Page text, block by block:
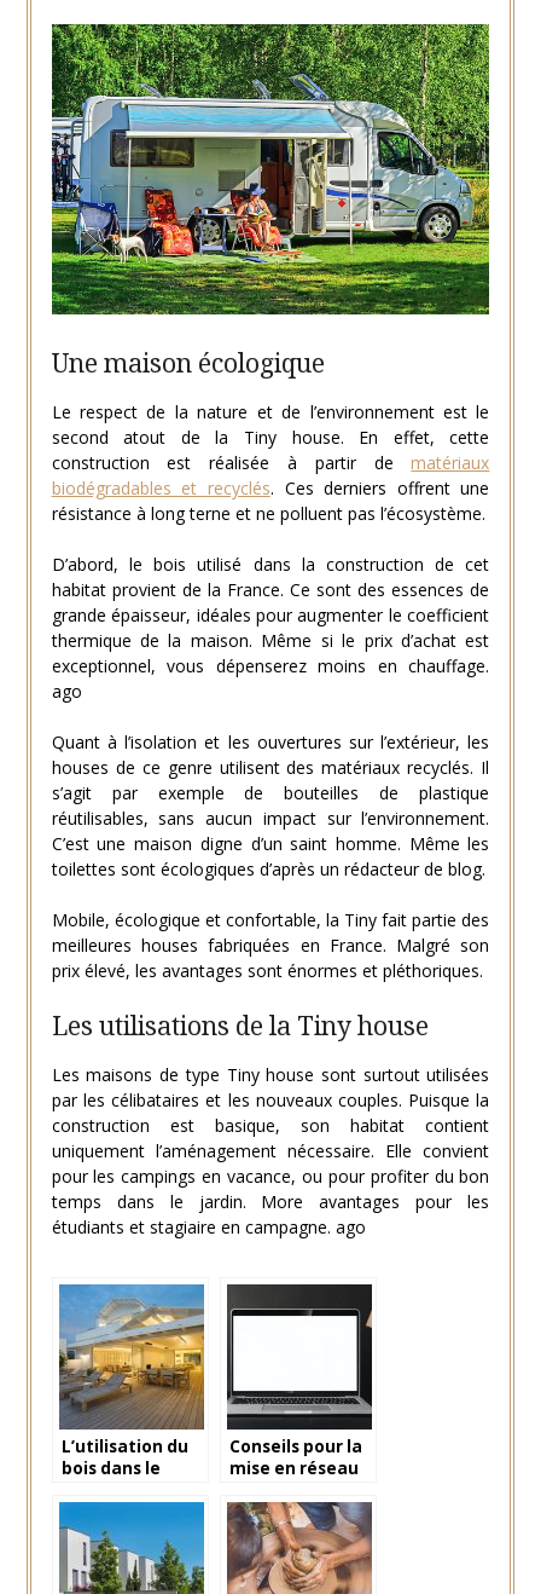
Une maison écologique
Le respect de la nature et de l’environnement est le
second atout de la Tiny house. En effet, cette
construction est réalisée à partir dematériaux
biodégradables et recyclés. Ces derniers offrent une
résistance à long terne et ne polluent pas l’écosystème.
D’abord, le bois utilisé dans la construction de cet
habitat provient de la France. Ce sont des essences de
grande épaisseur, idéales pour augmenter le coefficient
thermique de la maison. Même si le prix d’achat est
exceptionnel, vous dépenserez moins en chauffage.
ago
Quant à l’isolation et les ouvertures sur l’extérieur, les
houses de ce genre utilisent des matériaux recyclés. Il
s’agit par exemple de bouteilles de plastique
réutilisables, sans aucun impact sur l’environnement.
C’est une maison digne d’un saint homme. Même les
toilettes sont écologiques d’après un rédacteur de blog.
Mobile, écologique et confortable, la Tiny fait partie des
meilleures houses fabriquées en France. Malgré son
prix élevé, les avantages sont énormes et pléthoriques.
Les utilisations de la Tiny house
Les maisons de type Tiny house sont surtout utilisées
par les célibataires et les nouveaux couples. Puisque la
construction est basique, son habitat contient
uniquement l’aménagement nécessaire. Elle convient
pour les campings en vacance, ou pour profiter du bon
temps dans le jardin. More avantages pour les
étudiants et stagiaire en campagne. ago
L’utilisation du
bois dans le
Conseils pour la
mise en réseau
immobilier